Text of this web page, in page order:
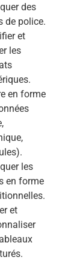
des
de police.
et
les
en forme
les
en forme
et